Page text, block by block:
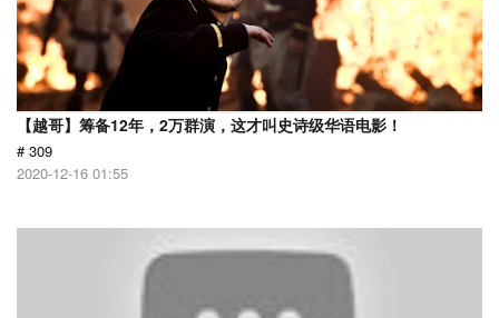
【越哥】筹备12年，2万群演，这才叫史诗级华语电影！
# 309
2020-12-16 01:55